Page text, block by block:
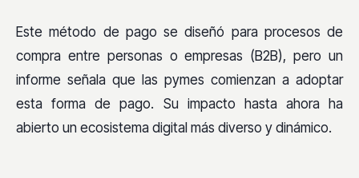
Este método de pago se diseñó para procesos de
compra entre personas o empresas (B2B), pero un
informe señala que las pymes comienzan a adoptar
esta forma de pago. Su impacto hasta ahora ha
abierto un ecosistema digital más diverso y dinámico.